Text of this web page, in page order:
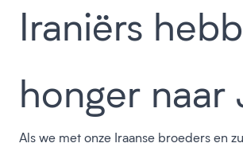
Iraniërs
honger naar
Als we met onze Iraanse broeders en